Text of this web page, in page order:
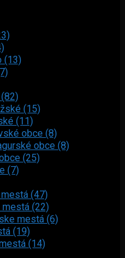
(13)
(15)
(11)
obce (8)
obce (8)
(25)
(7)
(47)
mestá (22)
mestá (6)
(19)
(14)